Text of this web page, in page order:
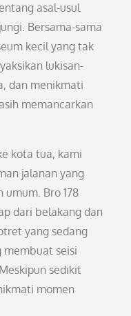
asal-usul
Bersama-sama
kecil yang tak
lukisan-
dan menikmati
memancarkan
kota tua, kami
jalanan yang
Bro 178
dari belakang dan
yang sedang
membuat seisi
sedikit
momen